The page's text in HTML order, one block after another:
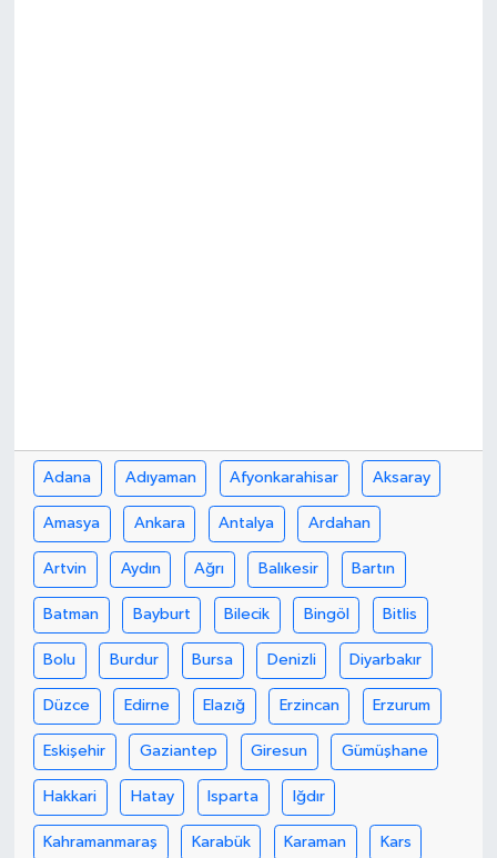
Adana Adıyaman Afyonkarahisar Aksaray
Amasya Ankara Antalya Ardahan
Artvin Aydın Ağrı Balıkesir Bartın
Batman Bayburt Bilecik Bingöl Bitlis
Bolu Burdur Bursa Denizli Diyarbakır
Düzce Edirne Elazığ Erzincan Erzurum
Eskişehir Gaziantep Giresun Gümüşhane
Hakkari Hatay Isparta Iğdır
Kahramanmaraş Karabük Karaman Kars